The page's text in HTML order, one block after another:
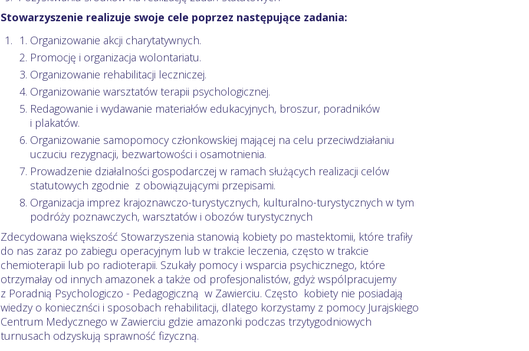
Stowarzyszenie realizuje swoje cele poprzez następujące zadania:
Organizowanie akcji charytatywnych.
Promocję i organizacja wolontariatu.
Organizowanie rehabilitacji leczniczej.
Organizowanie warsztatów terapii psychologicznej.
Redagowanie i wydawanie materiałów edukacyjnych, broszur, poradników
i plakatów.
Organizowanie samopomocy członkowskiej mającej na celu przeciwdziałaniu
uczuciu rezygnacji, bezwartowości i osamotnienia.
Prowadzenie działalności gospodarczej w ramach służących realizacji celów
statutowych zgodnie z obowiązującymi przepisami.
Organizacja imprez krajoznawczo-turystycznych, kulturalno-turystycznych w tym
podróży poznawczych, warsztatów i obozów turystycznych
Zdecydowana większość Stowarzyszenia stanowią kobiety po mastektomii, które trafiły
do nas zaraz po zabiegu operacyjnym lub w trakcie leczenia, często w trakcie
chemioterapii lub po radioterapii. Szukały pomocy i wsparcia psychicznego, które
otrzymałay od innych amazonek a także od profesjonalistów, gdyż wspólpracujemy
z Poradnią Psychologiczo - Pedagogiczną w Zawierciu. Często kobiety nie posiadają
wiedzy o koniecznści i sposobach rehabilitacji, dlatego korzystamy z pomocy Jurajskiego
Centrum Medycznego w Zawierciu gdzie amazonki podczas trzytygodniowych
turnusach odzyskują sprawność fizyczną.